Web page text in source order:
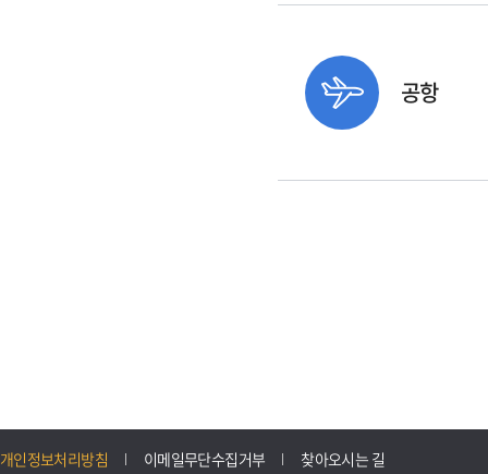
공항
개인정보처리방침 이메일무단수집거부 찾아오시는 길